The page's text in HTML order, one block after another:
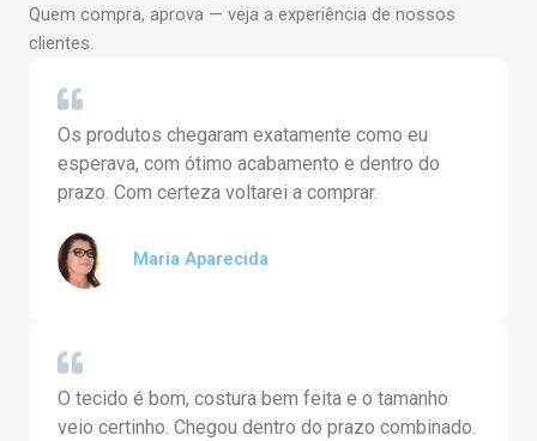
Quem compra, aprova — veja a experiência de nossos
clientes.
Os produtos chegaram exatamente como eu
esperava, com ótimo acabamento e dentro do
prazo. Com certeza voltarei a comprar.
Maria Aparecida
O tecido é bom, costura bem feita e o tamanho
veio certinho. Chegou dentro do prazo combinado.